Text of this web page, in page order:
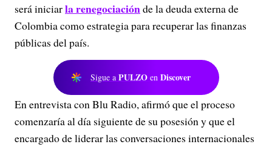
será iniciarla renegociaciónde la deuda externa de
Colombia como estrategia para recuperar las finanzas
públicas del país.
Sigue a PULZO en Discover
En entrevista con Blu Radio, afirmó que el proceso
comenzaría al día siguiente de su posesión y que el
encargado de liderar las conversaciones internacionales